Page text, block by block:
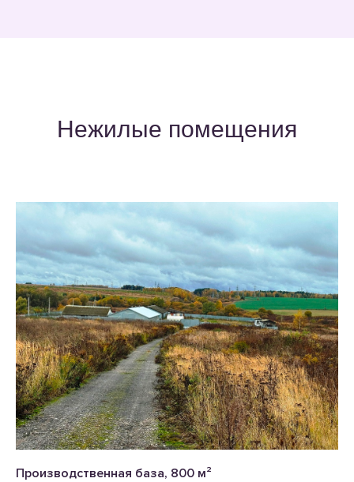
Нежилые помещения
Производственная база, 800 м²